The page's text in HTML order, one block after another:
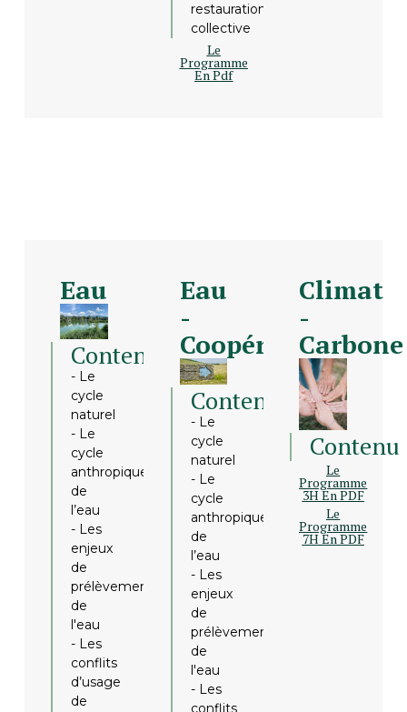
restauration
collective
Le
Programme
En Pdf
Eau
Contenu
- Le
cycle
naturel
- Le
cycle
anthropique
de
l’eau
- Les
enjeux
de
prélèvements
de
l'eau
- Les
conflits
d’usage
de
Eau
-
Coopération
Contenu
- Le
cycle
naturel
- Le
cycle
anthropique
de
l’eau
- Les
enjeux
de
prélèvements
de
l'eau
- Les
conflits
Climat
-
Carbone
Contenu
Le
Programme
3H En PDF
Le
Programme
7H En PDF